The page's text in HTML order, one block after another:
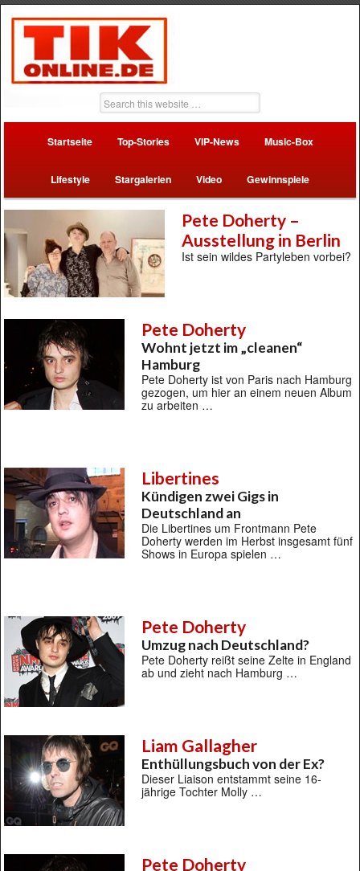
Startseite Top-Stories VIP-News Music-Box
Lifestyle Stargalerien Video Gewinnspiele
Pete Doherty –
Ausstellung in Berlin
Ist sein wildes Partyleben vorbei?
Pete Doherty
Wohnt jetzt im „cleanen“
Hamburg
Pete Doherty ist von Paris nach Hamburg
gezogen, um hier an einem neuen Album
zu arbeiten …
Libertines
Kündigen zwei Gigs in
Deutschland an
Die Libertines um Frontmann Pete
Doherty werden im Herbst insgesamt fünf
Shows in Europa spielen …
Pete Doherty
Umzug nach Deutschland?
Pete Doherty reißt seine Zelte in England
ab und zieht nach Hamburg …
Liam Gallagher
Enthüllungsbuch von der Ex?
Dieser Liaison entstammt seine 16-
jährige Tochter Molly …
Pete Doherty